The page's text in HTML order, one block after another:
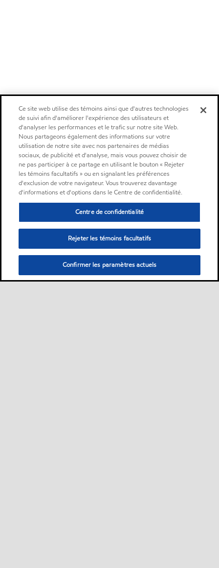
Ce site web utilise des témoins ainsi que d'autres technologies
de suivi afin d'améliorer l'expérience des utilisateurs et
d'analyser les performances et le trafic sur notre site Web.
Nous partageons également des informations sur votre
utilisation de notre site avec nos partenaires de médias
sociaux, de publicité et d'analyse, mais vous pouvez choisir de
ne pas participer à ce partage en utilisant le bouton « Rejeter
les témoins facultatifs » ou en signalant les préférences
d'exclusion de votre navigateur. Vous trouverez davantage
d'informations et d'options dans le Centre de confidentialité.
Centre de confidentialité
Rejeter les témoins facultatifs
Confirmer les paramètres actuels